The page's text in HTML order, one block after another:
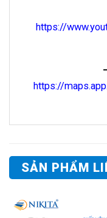
https://
https://
SẢN PHẨM